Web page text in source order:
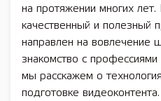
на протяжении многих
качественный и полезный
направлен на вовлечение
знакомство с
мы расскажем о
подготовке